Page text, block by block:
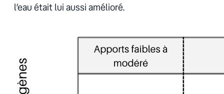
l’eau était lui aussi amélioré.